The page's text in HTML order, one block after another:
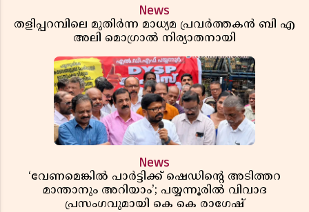
News
തളിപ്പറമ്പിലെ മുതിർന്ന മാധ്യമ പ്രവർത്തകൻ ബി എ
അലി മൊഗ്രാൽ നിര്യാതനായി
News
‘വേണമെങ്കിൽ പാർട്ടിക്ക് ഷെഡിൻ്റെ അടിത്തറ
മാന്താനും അറിയാം’; പയ്യന്നൂരിൽ വിവാദ
പ്രസംഗവുമായി കെ കെ രാഗേഷ്